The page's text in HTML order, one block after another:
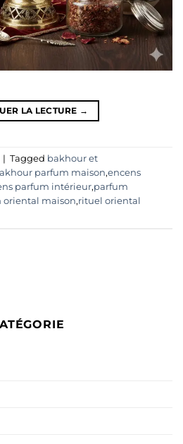
LA LECTURE →
| Tagged bakhour et
parfum maison,encens
parfum intérieur,parfum
oriental maison,rituel oriental